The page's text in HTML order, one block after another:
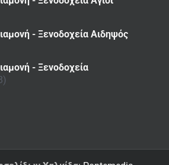
- Ξενοδοχεία Αιδηψός
- Ξενοδοχεία